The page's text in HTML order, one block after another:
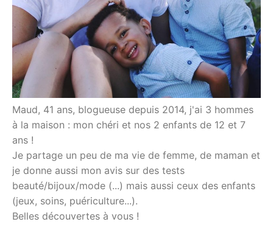
Maud, 41 ans, blogueuse depuis 2014, j'ai 3 hommes
à la maison : mon chéri et nos 2 enfants de 12 et 7
ans !
Je partage un peu de ma vie de femme, de maman et
je donne aussi mon avis sur des tests
beauté/bijoux/mode (...) mais aussi ceux des enfants
(jeux, soins, puériculture...).
Belles découvertes à vous !